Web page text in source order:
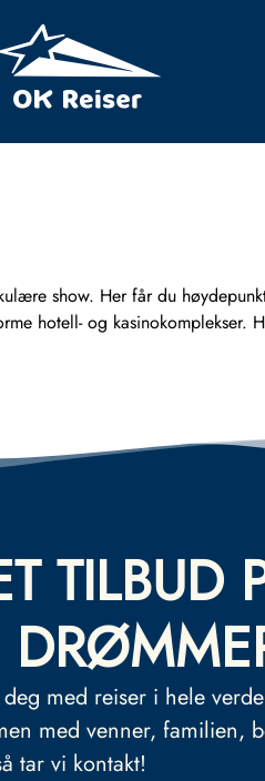
show. Her får du
hotell- og
TILBUD
med reiser i hele
med venner, familien,
tar vi kontakt!